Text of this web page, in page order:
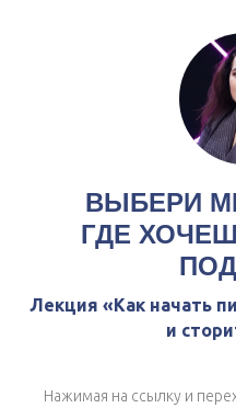
ВЫБЕРИ
ГДЕ
Лекция «Как начать
и
Нажимая на ссылку и